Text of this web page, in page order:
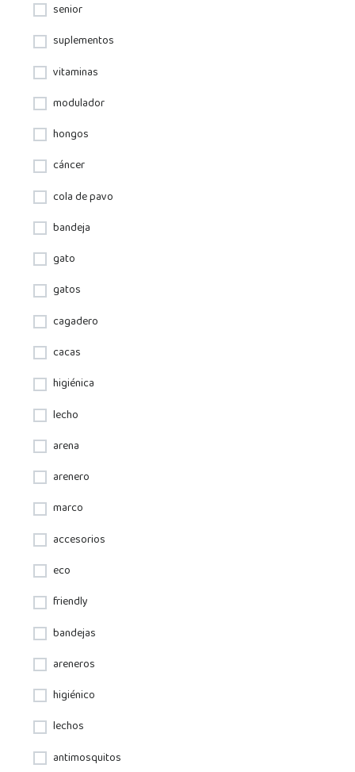
senior
suplementos
vitaminas
modulador
hongos
cáncer
cola de pavo
bandeja
gato
gatos
cagadero
cacas
higiénica
lecho
arena
arenero
marco
accesorios
eco
friendly
bandejas
areneros
higiénico
lechos
antimosquitos